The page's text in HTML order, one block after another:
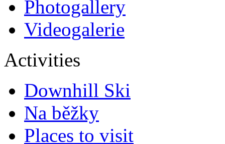
Photogallery
Videogalerie
Activities
Downhill Ski
Na běžky
Places to visit